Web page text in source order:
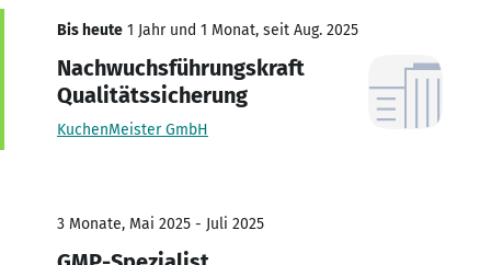
Bis heute 1 Jahr und 1 Monat, seit Aug. 2025
Nachwuchsführungskraft
Qualitätssicherung
KuchenMeister GmbH
3 Monate, Mai 2025 - Juli 2025